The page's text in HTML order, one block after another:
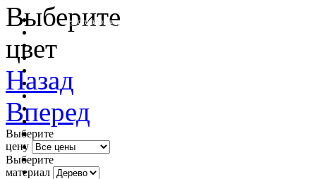
очистить фильтр цвета
Выберите
цвет
Назад
Вперед
Выберите
цену
Выберите
материал